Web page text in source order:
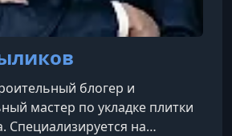
блогер и
мастер по укладке плитки
Специализируется на